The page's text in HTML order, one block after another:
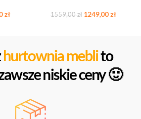
zł 1559,00zł 1249,00zł
hurtownia meblito
niskie ceny 🙂